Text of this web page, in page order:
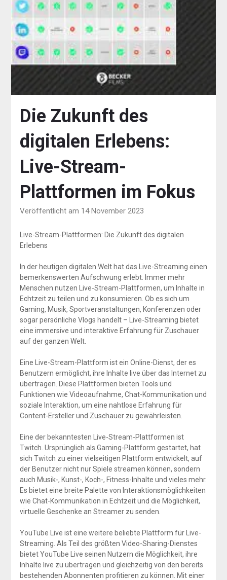
Die Zukunft des
digitalen Erlebens:
Live-Stream-
Plattformen im Fokus
Veröffentlicht am 14 November 2023
Live-Stream-Plattformen: Die Zukunft des digitalen
Erlebens
In der heutigen digitalen Welt hat das Live-Streaming einen
bemerkenswerten Aufschwung erlebt. Immer mehr
Menschen nutzen Live-Stream-Plattformen, um Inhalte in
Echtzeit zu teilen und zu konsumieren. Ob es sich um
Gaming, Musik, Sportveranstaltungen, Konferenzen oder
sogar persönliche Vlogs handelt – Live-Streaming bietet
eine immersive und interaktive Erfahrung für Zuschauer
auf der ganzen Welt.
Eine Live-Stream-Plattform ist ein Online-Dienst, der es
Benutzern ermöglicht, ihre Inhalte live über das Internet zu
übertragen. Diese Plattformen bieten Tools und
Funktionen wie Videoaufnahme, Chat-Kommunikation und
soziale Interaktion, um eine nahtlose Erfahrung für
Content-Ersteller und Zuschauer zu gewährleisten.
Eine der bekanntesten Live-Stream-Plattformen ist
Twitch. Ursprünglich als Gaming-Plattform gestartet, hat
sich Twitch zu einer vielseitigen Plattform entwickelt, auf
der Benutzer nicht nur Spiele streamen können, sondern
auch Musik-, Kunst-, Koch-, Fitness-Inhalte und vieles mehr.
Es bietet eine breite Palette von Interaktionsmöglichkeiten
wie Chat-Kommunikation in Echtzeit und die Möglichkeit,
virtuelle Geschenke an Streamer zu senden.
YouTube Live ist eine weitere beliebte Plattform für Live-
Streaming. Als Teil des größten Video-Sharing-Dienstes
bietet YouTube Live seinen Nutzern die Möglichkeit, ihre
Inhalte live zu übertragen und gleichzeitig von den bereits
bestehenden Abonnenten profitieren zu können. Mit einer